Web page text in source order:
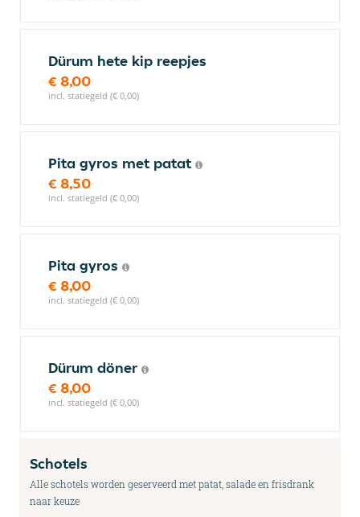
Dürum hete kip reepjes
€ 8,00
incl. statiegeld (€ 0,00)
Pita gyros met patat
€ 8,50
incl. statiegeld (€ 0,00)
Pita gyros
€ 8,00
incl. statiegeld (€ 0,00)
Dürum döner
€ 8,00
incl. statiegeld (€ 0,00)
Schotels
Alle schotels worden geserveerd met patat, salade en frisdrank
naar keuze